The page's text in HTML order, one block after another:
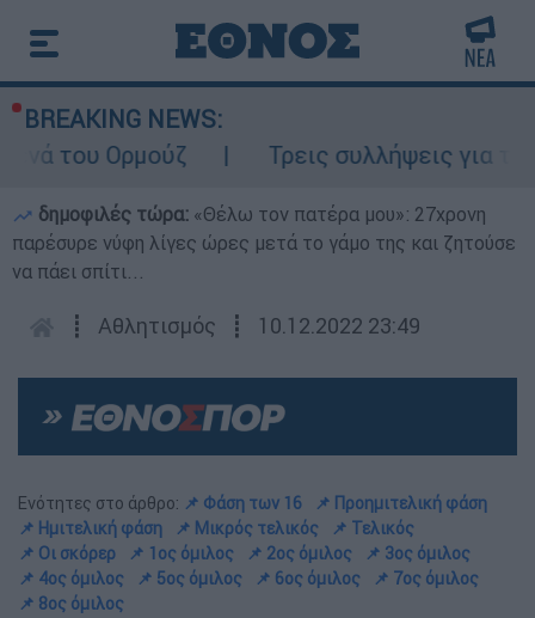
BREAKING NEWS:
Τρεις συλλήψεις για τις φωτιές
δημοφιλές τώρα: «Θέλω τον πατέρα μου»: 27χρονη
παρέσυρε νύφη λίγες ώρες μετά το γάμο της και ζητούσε
να πάει σπίτι...
┋ Αθλητισμός ┋ 10.12.2022 23:49
Ενότητες στο άρθρο: 📌 Φάση των 16
📌 Προημιτελική φάση
📌 Ημιτελική φάση
📌 Μικρός τελικός
📌 Τελικός
📌 Οι σκόρερ
📌 1ος όμιλος 📌 2ος όμιλος
📌 3ος όμιλος
📌 4ος όμιλος
📌 5ος όμιλος 📌 6ος όμιλος
📌 7ος όμιλος
📌 8ος όμιλος